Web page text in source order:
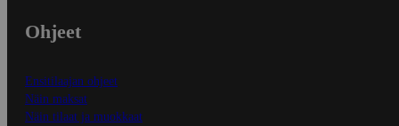
Ohjeet
Ensitilaajan ohjeet
Näin maksat
Näin tilaat ja muokkaat